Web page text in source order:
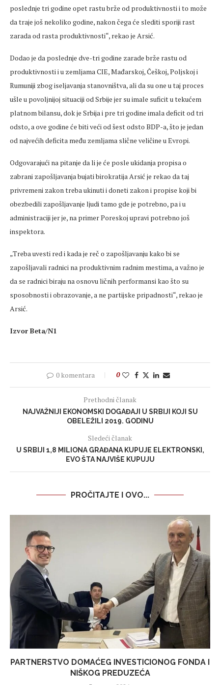
poslednje tri godine opet rastu brže od produktivnosti i to može
da traje još nekoliko godine, nakon čega će slediti sporiji rast
zarada od rasta produktivnosti“, rekao je Arsić.
Dodao je da poslednje dve-tri godine zarade brže rastu od
produktivnosti i u zemljama CIE, Mađarskoj, Češkoj, Poljskoj i
Rumuniji zbog iseljavanja stanovništva, ali da su one u taj proces
ušle u povoljnijoj situaciji od Srbije jer su imale suficit u tekućem
platnom bilansu, dok je Srbija i pre tri godine imala deficit od tri
odsto, a ove godine će biti veći od šest odsto BDP-a, što je jedan
od najvećih deficita među zemljama slične veličine u Evropi.
Odgovarajući na pitanje da li je će posle ukidanja propisa o
zabrani zapošljavanja bujati birokratija Arsić je rekao da taj
privremeni zakon treba ukinuti i doneti zakon i propise koji bi
obezbedili zapošljavanje ljudi tamo gde je potrebno, pa i u
administraciji jer je, na primer Poreskoj upravi potrebno još
inspektora.
„Treba uvesti red i kada je reč o zapošljavanju kako bi se
zapošljavali radnici na produktivnim radnim mestima, a važno je
da se radnici biraju na osnovu ličnih performansi kao što su
sposobnosti i obrazovanje, a ne partijske pripadnosti“, rekao je
Arsić.
Izvor Beta/N1
0 komentara 0
Prethodni članak
NAJVAŽNIJI EKONOMSKI DOGAĐAJI U SRBIJI KOJI SU
OBELEŽILI 2019. GODINU
Sledeći članak
U SRBIJI 1,8 MILIONA GRAĐANA KUPUJE ELEKTRONSKI,
EVO ŠTA NAJVIŠE KUPUJU
PROČITAJTE I OVO...
PARTNERSTVO DOMAĆEG INVESTICIONOG FONDA I
NIŠKOG PREDUZEĆA